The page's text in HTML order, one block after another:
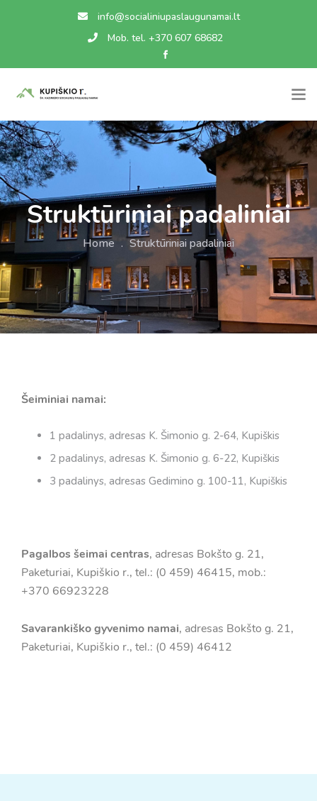
info@socialiniupaslaugunamai.lt
Mob. tel. +370 607 68682
Struktūriniai padaliniai
Home . Struktūriniai padaliniai
Šeiminiai namai:
1 padalinys, adresas K. Šimonio g. 2-64, Kupiškis
2 padalinys, adresas K. Šimonio g. 6-22, Kupiškis
3 padalinys, adresas Gedimino g. 100-11, Kupiškis
Pagalbos šeimai centras, adresas Bokšto g. 21,
Paketuriai, Kupiškio r., tel.: (0 459) 46415, mob.:
+370 66923228
Savarankiško gyvenimo namai, adresas Bokšto g. 21,
Paketuriai, Kupiškio r., tel.: (0 459) 46412